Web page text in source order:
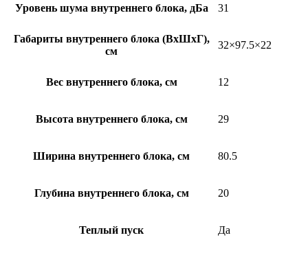
Уровень шума внутреннего блока, дБа 31
Габариты внутреннего блока (ВхШхГ),
см
32×97.5×22
Вес внутреннего блока, см 12
Высота внутреннего блока, см 29
Ширина внутреннего блока, см 80.5
Глубина внутреннего блока, см 20
Теплый пуск Да